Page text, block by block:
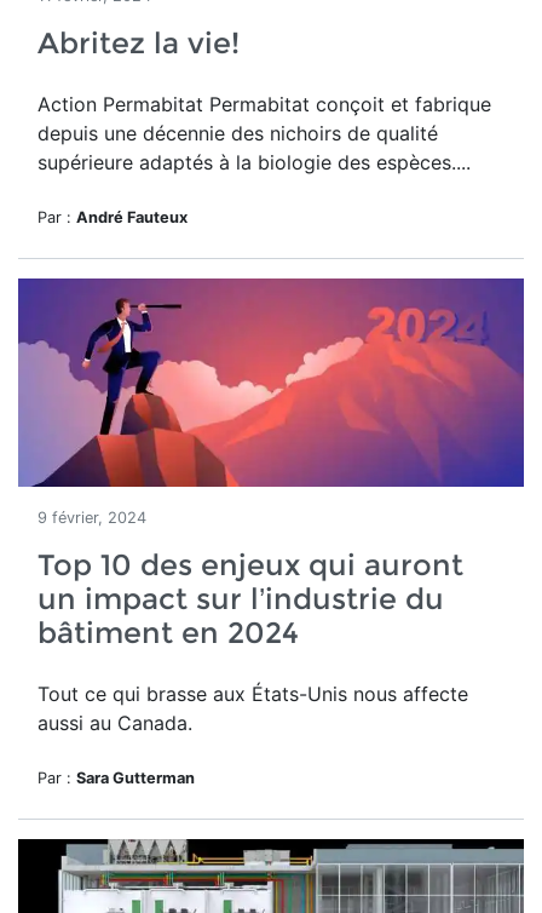
Abritez la vie!
Action Permabitat Permabitat conçoit et fabrique
depuis une décennie des nichoirs de qualité
supérieure adaptés à la biologie des espèces....
Par : André Fauteux
9 février, 2024
Top 10 des enjeux qui auront
un impact sur l’industrie du
bâtiment en 2024
Tout ce qui brasse aux États-Unis nous affecte
aussi au Canada.
Par : Sara Gutterman